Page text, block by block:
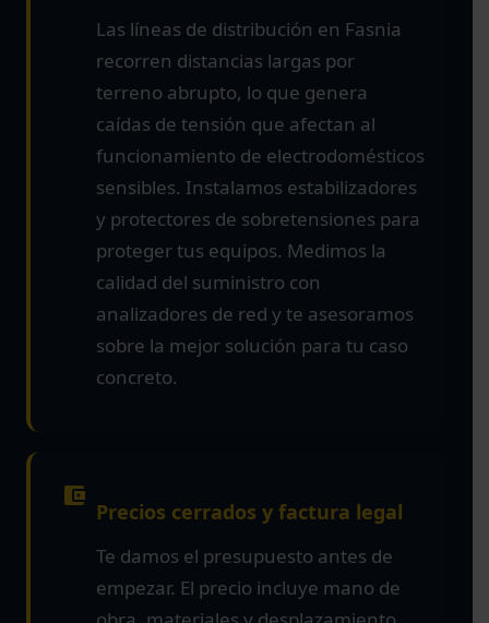
Las líneas de distribución en Fasnia
recorren distancias largas por
terreno abrupto, lo que genera
caídas de tensión que afectan al
funcionamiento de electrodomésticos
sensibles. Instalamos estabilizadores
y protectores de sobretensiones para
proteger tus equipos. Medimos la
calidad del suministro con
analizadores de red y te asesoramos
sobre la mejor solución para tu caso
concreto.
Precios cerrados y factura legal
Te damos el presupuesto antes de
empezar. El precio incluye mano de